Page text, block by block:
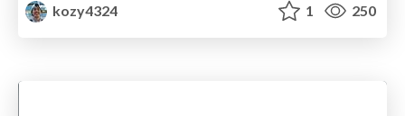
kozy4324
1 250